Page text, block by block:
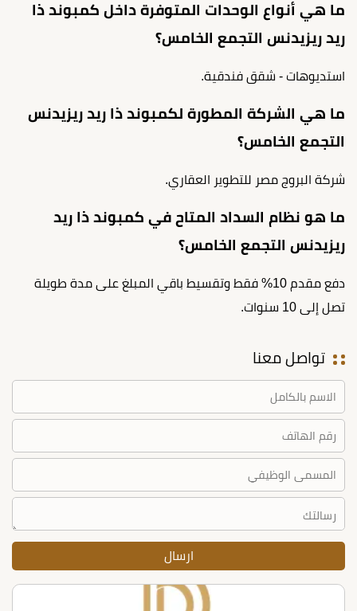
ما هي أنواع الوحدات المتوفرة داخل كمبوند ذا
ريد ريزيدنس التجمع الخامس؟
استديوهات - شقق فندقية.
ما هي الشركة المطورة لكمبوند ذا ريد ريزيدنس
التجمع الخامس؟
شركة البروج مصر للتطوير العقاري.
ما هو نظام السداد المتاح في كمبوند ذا ريد
ريزيدنس التجمع الخامس؟
دفع مقدم 10% فقط وتقسيط باقي المبلغ على مدة طويلة
تصل إلى 10 سنوات.
تواصل معنا